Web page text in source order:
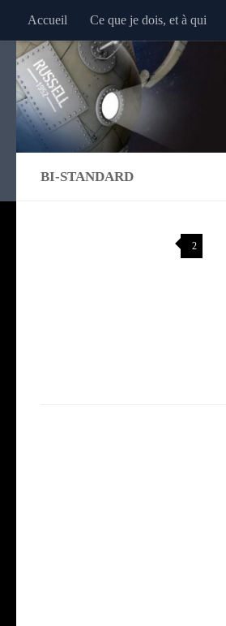
Au dessous du contenu
Accueil Ce que je dois, et à qui
BI-STANDARD
2